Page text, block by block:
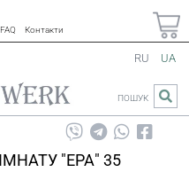
FAQ Контакти
RU UA
ПОШУК
"ЕРА" 35